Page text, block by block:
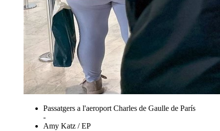
Passatgers a l'aeroport Charles de Gaulle de París
-
Amy Katz / EP